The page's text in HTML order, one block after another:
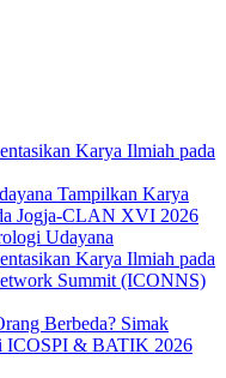
Karya Ilmiah pada
Tampilkan Karya
Jogja-CLAN XVI 2026
Udayana
Karya Ilmiah pada
Summit (ICONNS)
Berbeda? Simak
ICOSPI & BATIK 2026